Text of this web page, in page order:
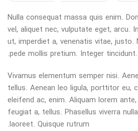
Nulla consequat massa quis enim.
vel, aliquet nec, vulputate eget, arcu.
ut, imperdiet a, venenatis vitae,
pede mollis pretium. Integer tincidunt.
Vivamus elementum semper nisi.
tellus. Aenean leo ligula, porttitor eu,
eleifend ac, enim. Aliquam lorem
feugiat a, tellus. Phasellus viverra
laoreet. Quisque rutrum.